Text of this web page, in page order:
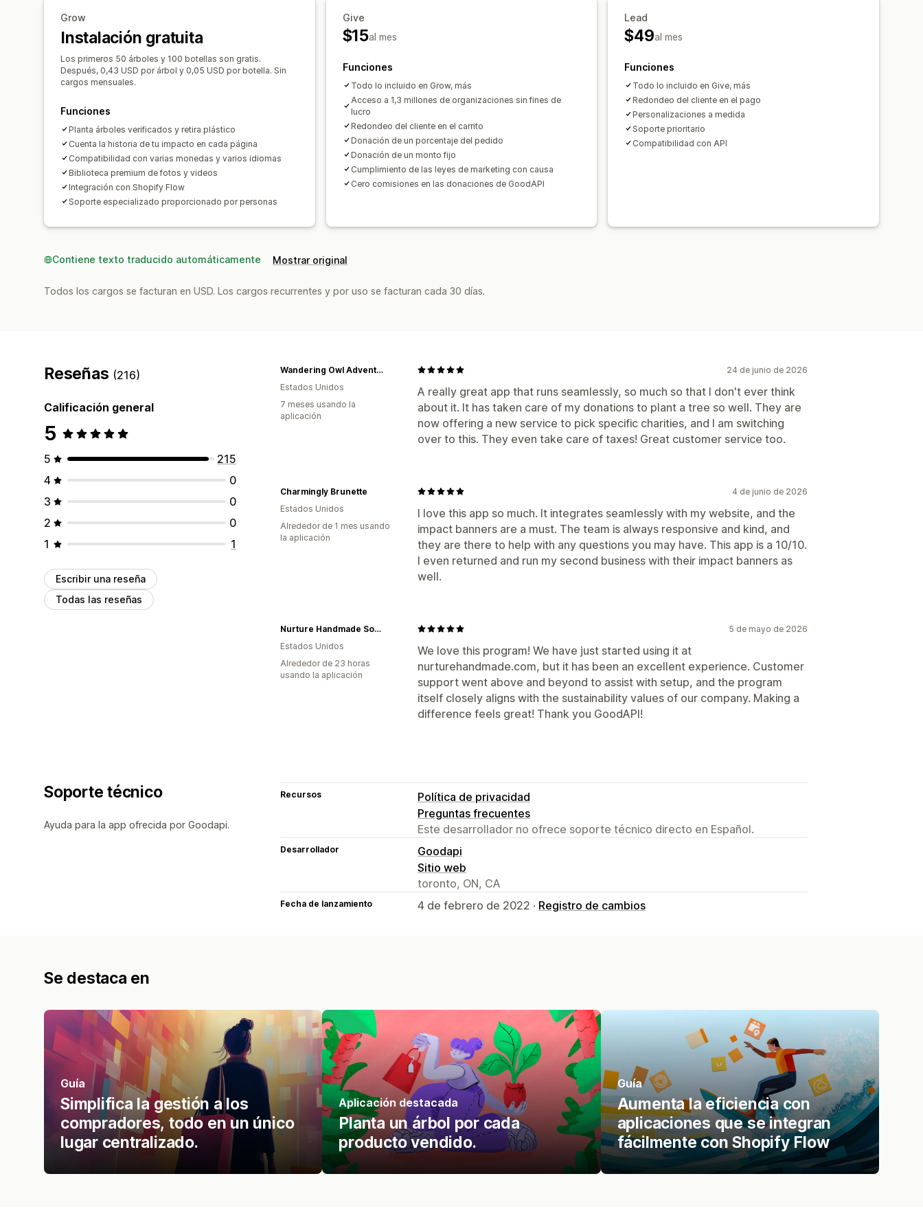
Conteo en tiempo real
Grow
Instalación gratuita
Los primeros 50 árboles y 100 botellas son gratis.
Después, 0,43 USD por árbol y 0,05 USD por botella. Sin
cargos mensuales.
Funciones
Planta árboles verificados y retira plástico
Cuenta la historia de tu impacto en cada página
Compatibilidad con varias monedas y varios idiomas
Biblioteca premium de fotos y videos
Integración con Shopify Flow
Soporte especializado proporcionado por personas
Give
$15al mes
Funciones
Todo lo incluido en Grow, más
Acceso a 1,3 millones de organizaciones sin fines de
lucro
Redondeo del cliente en el carrito
Donación de un porcentaje del pedido
Donación de un monto fijo
Cumplimiento de las leyes de marketing con causa
Cero comisiones en las donaciones de GoodAPI
Lead
$49al mes
Funciones
Todo lo incluido en Give, más
Redondeo del cliente en el pago
Personalizaciones a medida
Soporte prioritario
Compatibilidad con API
Contiene texto traducido automáticamente Mostrar original
Todos los cargos se facturan en USD. Los cargos recurrentes y por uso se facturan cada 30 días.
Reseñas (216)
Calificación general
5
5
215
4
0
3
0
2
0
1
1
Escribir una reseña
Todas las reseñas
24 de junio de 2026
A really great app that runs seamlessly, so much so that I don't ever think
about it. It has taken care of my donations to plant a tree so well. They are
now offering a new service to pick specific charities, and I am switching
over to this. They even take care of taxes! Great customer service too.
Wandering Owl Adventure Co.
Estados Unidos
7 meses usando la
aplicación
4 de junio de 2026
I love this app so much. It integrates seamlessly with my website, and the
impact banners are a must. The team is always responsive and kind, and
they are there to help with any questions you may have. This app is a 10/10.
I even returned and run my second business with their impact banners as
well.
Charmingly Brunette
Estados Unidos
Alrededor de 1 mes usando
la aplicación
5 de mayo de 2026
We love this program! We have just started using it at
nurturehandmade.com, but it has been an excellent experience. Customer
support went above and beyond to assist with setup, and the program
itself closely aligns with the sustainability values of our company. Making a
difference feels great! Thank you GoodAPI!
Nurture Handmade Soap Making Supplies
Estados Unidos
Alrededor de 23 horas
usando la aplicación
Soporte técnico
Ayuda para la app ofrecida por Goodapi.
Recursos
Política de privacidad
Preguntas frecuentes
Este desarrollador no ofrece soporte técnico directo en Español.
Desarrollador
Goodapi
Sitio web
toronto, ON, CA
Fecha de lanzamiento 4 de febrero de 2022 · Registro de cambios
Se destaca en
Guía
Simplifica la gestión a los
compradores, todo en un único
lugar centralizado.
Aplicación destacada
Planta un árbol por cada
producto vendido.
Guía
Aumenta la eficiencia con
aplicaciones que se integran
fácilmente con Shopify Flow